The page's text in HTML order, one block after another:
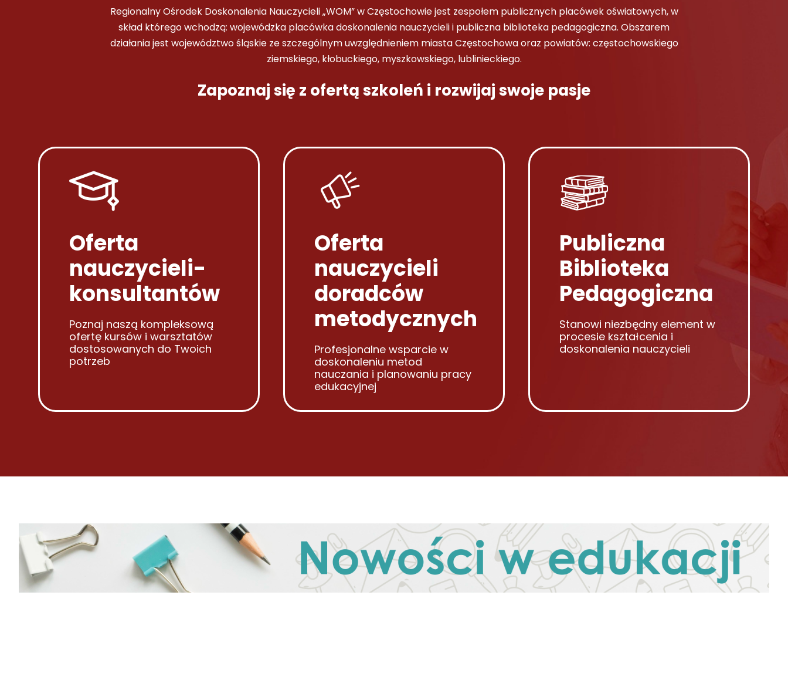
Regionalny Ośrodek Doskonalenia Nauczycieli „WOM” w Częstochowie jest zespołem publicznych placówek oświatowych, w
skład którego wchodzą: wojewódzka placówka doskonalenia nauczycieli i publiczna biblioteka pedagogiczna. Obszarem
działania jest województwo śląskie ze szczególnym uwzględnieniem miasta Częstochowa oraz powiatów: częstochowskiego
ziemskiego, kłobuckiego, myszkowskiego, lublinieckiego.
Zapoznaj się z ofertą szkoleń i rozwijaj swoje pasje
Oferta
nauczycieli-
konsultantów
Poznaj naszą kompleksową
ofertę kursów i warsztatów
dostosowanych do Twoich
potrzeb
Oferta
nauczycieli
doradców
metodycznych
Profesjonalne wsparcie w
doskonaleniu metod
nauczania i planowaniu pracy
edukacyjnej
Publiczna
Biblioteka
Pedagogiczna
Stanowi niezbędny element w
procesie kształcenia i
doskonalenia nauczycieli